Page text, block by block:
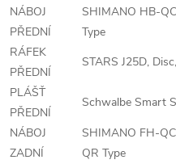
NÁBOJ
PŘEDNÍ
SHIMANO HB-
Type
RÁFEK
PŘEDNÍ
STARS J25D,
PLÁŠŤ
PŘEDNÍ
Schwalbe Smart
NÁBOJ
ZADNÍ
SHIMANO FH-
QR Type